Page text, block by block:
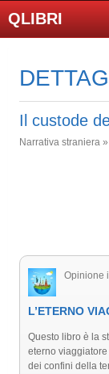
QLIBRI
Il custode
Narrativa straniera
Opinione
L’ETERNO
Questo libro è la
eterno
dei confini della